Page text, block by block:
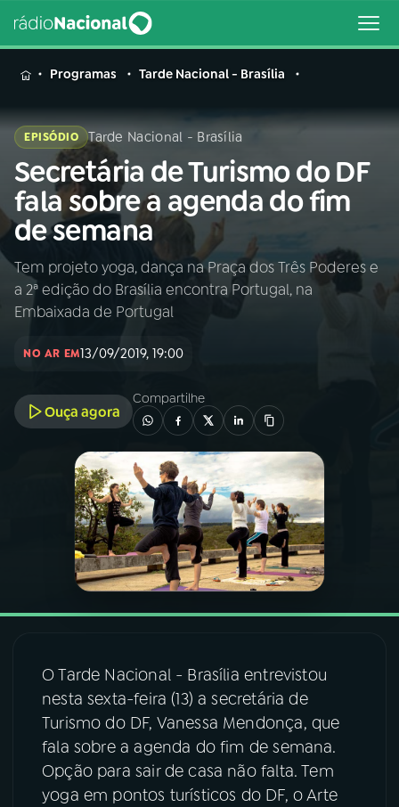
MENU
Buscar
na
Rádio
Nacional
Buscar
AO VIVO
PROGRAMAS
PODCASTS
06VIDEOCASTS
07ÚLTIMAS
FESTIVAL DE MÚSICA
ACOMPANHE A RÁDIO NACIONAL
Programas Tarde Nacional - Brasília
EPISÓDIO Tarde Nacional - Brasília
Secretária de Turismo do DF
fala sobre a agenda do fim
de semana
Tem projeto yoga, dança na Praça dos Três Poderes e
a 2ª edição do Brasília encontra Portugal, na
Embaixada de Portugal
NO AR EM13/09/2019, 19:00
Ouça agora
Compartilhe
O Tarde Nacional - Brasília entrevistou
nesta sexta-feira (13) a secretária de
Turismo do DF, Vanessa Mendonça, que
fala sobre a agenda do fim de semana.
Opção para sair de casa não falta. Tem
yoga em pontos turísticos do DF, o Arte